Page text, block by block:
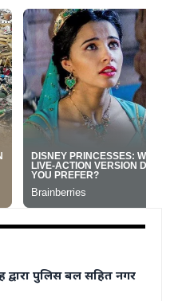
द्वारा पुलिस बल सहित नगर